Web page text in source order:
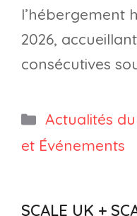
l’hébergement
2026,
consécutives
Catégories
Actualités
et Événements
SCALE UK +